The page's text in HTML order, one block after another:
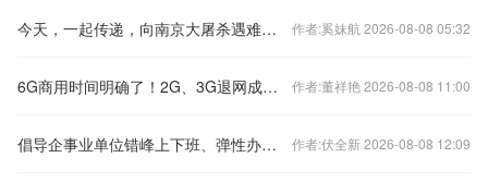
今天，一起传递，向南京大屠杀遇难同胞致哀！ 作者:奚妹航 2026-08-08 05:32
6G商用时间明确了！2G、3G退网成必然 老用户怎么办？ 作者:董祥艳 2026-08-08 11:00
倡导企事业单位错峰上下班、弹性办公！北京发布七条响应措施 作者:伏全新 2026-08-08 12:09